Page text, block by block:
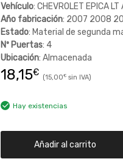
Vehículo: CHEVROLET EPICA
Año fabricación: 2007 2008
Estado: Material de segunda
Nº Puertas: 4
Ubicación: Almacenada
18,15€ 15,00€
Hay existencias
Añadir al carrito